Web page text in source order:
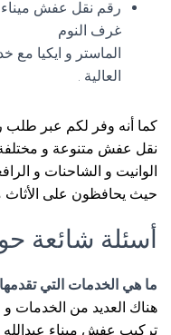
رقم نقل عفش ميناء
غرف النوم
الماستر و ايكيا مع
العالية .
كما أنه وفر لكم عبر طلب
نقل عفش متنوعة و
الوانيت و الشاحنات و
حيث يحافظون على
أسئلة
ما هي الخدمات التي
هناك العديد من الخدمات
تركيب عفش ميناء عبدالله ،